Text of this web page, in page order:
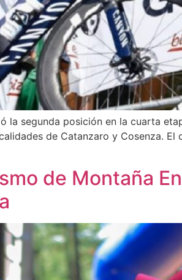
la segunda posición en la cuarta
de Catanzaro y Cosenza. El
de Montaña